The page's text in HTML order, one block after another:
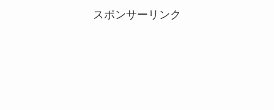
スポンサーリンク